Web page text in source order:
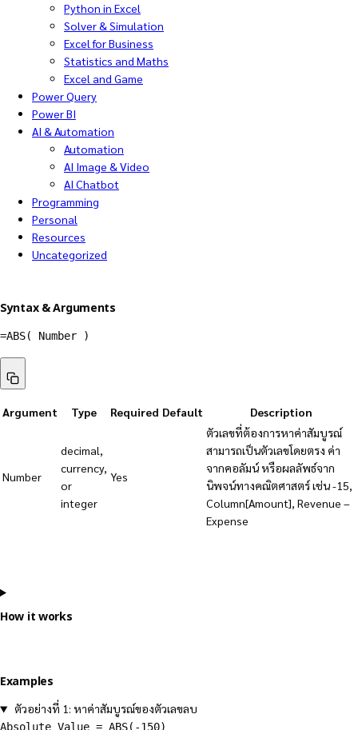
Python in Excel
Solver & Simulation
Excel for Business
Statistics and Maths
Excel and Game
Power Query
Power BI
AI & Automation
Automation
AI Image & Video
AI Chatbot
Programming
Personal
Resources
Uncategorized
Syntax & Arguments
=ABS( Number )
Argument Type Required Default Description
Number
decimal,
currency,
or
integer
Yes
ตัวเลขที่ต้องการหาค่าสัมบูรณ์
สามารถเป็นตัวเลขโดยตรง ค่า
จากคอลัมน์ หรือผลลัพธ์จาก
นิพจน์ทางคณิตศาสตร์ เช่น -15,
Column[Amount], Revenue –
Expense
How it works
Examples
ตัวอย่างที่ 1: หาค่าสัมบูรณ์ของตัวเลขลบ
Absolute Value = ABS(-150)